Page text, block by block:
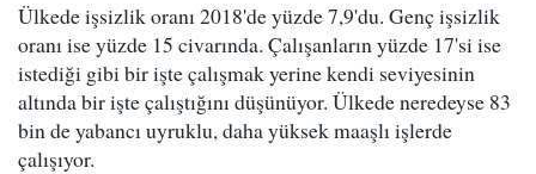
Ülkede işsizlik oranı 2018'de yüzde 7,9'du. Genç işsizlik
oranı ise yüzde 15 civarında. Çalışanların yüzde 17'si ise
istediği gibi bir işte çalışmak yerine kendi seviyesinin
altında bir işte çalıştığını düşünüyor. Ülkede neredeyse 83
bin de yabancı uyruklu, daha yüksek maaşlı işlerde
çalışıyor.